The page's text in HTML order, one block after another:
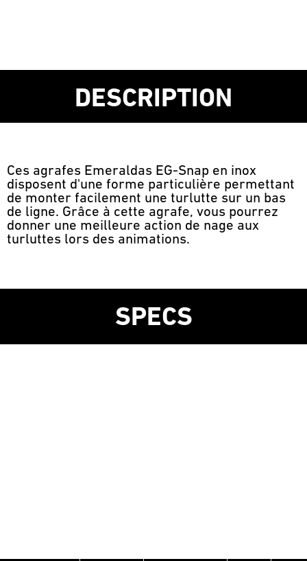
DESCRIPTION
Ces agrafes Emeraldas EG-Snap en inox
disposent d'une forme particulière permettant
de monter facilement une turlutte sur un bas
de ligne. Grâce à cette agrafe, vous pourrez
donner une meilleure action de nage aux
turluttes lors des animations.
SPECS